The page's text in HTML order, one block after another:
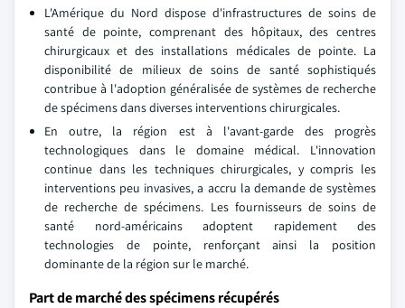
L'Amérique du Nord dispose d'infrastructures de soins de
santé de pointe, comprenant des hôpitaux, des centres
chirurgicaux et des installations médicales de pointe. La
disponibilité de milieux de soins de santé sophistiqués
contribue à l'adoption généralisée de systèmes de recherche
de spécimens dans diverses interventions chirurgicales.
En outre, la région est à l'avant-garde des progrès
technologiques dans le domaine médical. L'innovation
continue dans les techniques chirurgicales, y compris les
interventions peu invasives, a accru la demande de systèmes
de recherche de spécimens. Les fournisseurs de soins de
santé nord-américains adoptent rapidement des
technologies de pointe, renforçant ainsi la position
dominante de la région sur le marché.
Part de marché des spécimens récupérés